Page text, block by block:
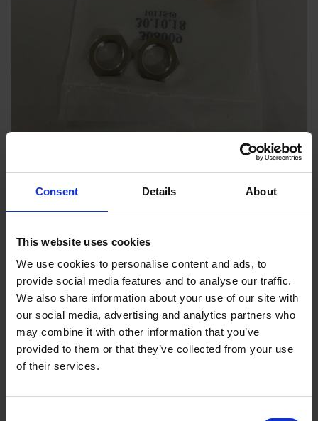
Consent Details About
This website uses cookies
We use cookies to personalise content and ads, to
provide social media features and to analyse our traffic.
We also share information about your use of our site with
our social media, advertising and analytics partners who
may combine it with other information that you’ve
provided to them or that they’ve collected from your use
of their services.
uden kabel
Tilføj til kurv